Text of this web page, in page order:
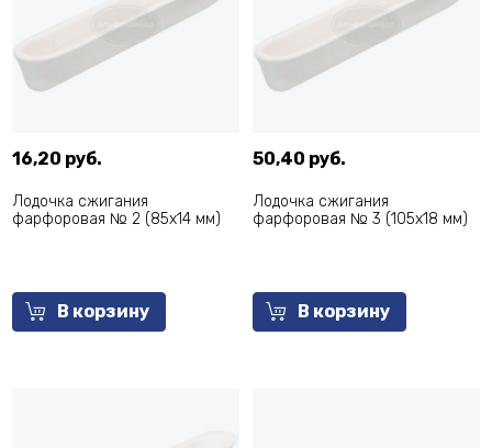
16,20 руб.
Лодочка сжигания
фарфоровая № 2 (85х14 мм)
В корзину
50,40 руб.
Лодочка сжигания
фарфоровая № 3 (105х18 мм)
В корзину